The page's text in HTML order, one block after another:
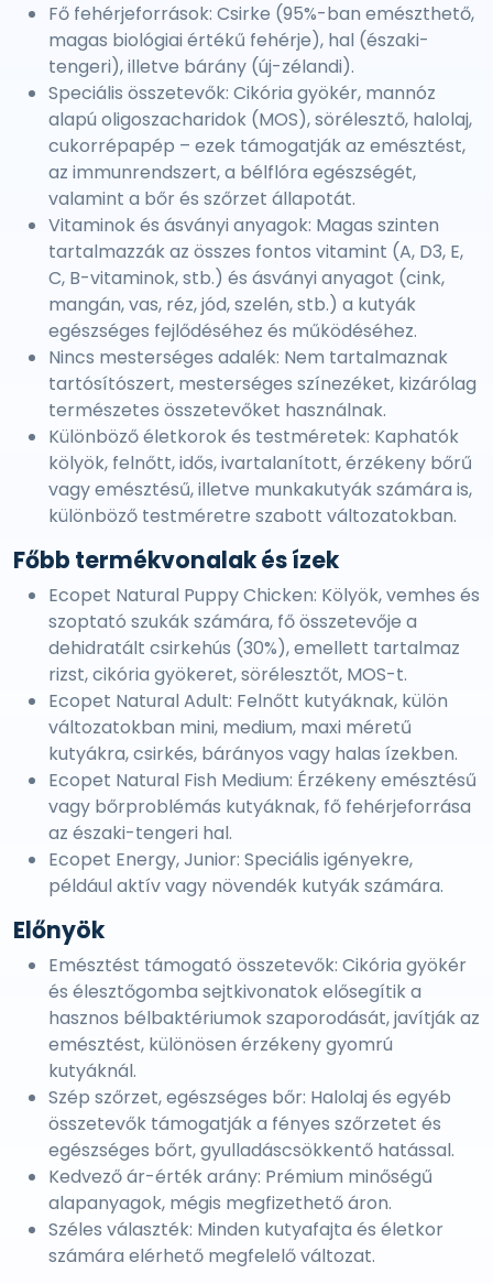
Fő fehérjeforrások: Csirke (95%-ban emészthető,
magas biológiai értékű fehérje), hal (északi-
tengeri), illetve bárány (új-zélandi).
Speciális összetevők: Cikória gyökér, mannóz
alapú oligoszacharidok (MOS), sörélesztő, halolaj,
cukorrépapép – ezek támogatják az emésztést,
az immunrendszert, a bélflóra egészségét,
valamint a bőr és szőrzet állapotát.
Vitaminok és ásványi anyagok: Magas szinten
tartalmazzák az összes fontos vitamint (A, D3, E,
C, B-vitaminok, stb.) és ásványi anyagot (cink,
mangán, vas, réz, jód, szelén, stb.) a kutyák
egészséges fejlődéséhez és működéséhez.
Nincs mesterséges adalék: Nem tartalmaznak
tartósítószert, mesterséges színezéket, kizárólag
természetes összetevőket használnak.
Különböző életkorok és testméretek: Kaphatók
kölyök, felnőtt, idős, ivartalanított, érzékeny bőrű
vagy emésztésű, illetve munkakutyák számára is,
különböző testméretre szabott változatokban.
Főbb termékvonalak és ízek
Ecopet Natural Puppy Chicken: Kölyök, vemhes és
szoptató szukák számára, fő összetevője a
dehidratált csirkehús (30%), emellett tartalmaz
rizst, cikória gyökeret, sörélesztőt, MOS-t.
Ecopet Natural Adult: Felnőtt kutyáknak, külön
változatokban mini, medium, maxi méretű
kutyákra, csirkés, bárányos vagy halas ízekben.
Ecopet Natural Fish Medium: Érzékeny emésztésű
vagy bőrproblémás kutyáknak, fő fehérjeforrása
az északi-tengeri hal.
Ecopet Energy, Junior: Speciális igényekre,
például aktív vagy növendék kutyák számára.
Előnyök
Emésztést támogató összetevők: Cikória gyökér
és élesztőgomba sejtkivonatok elősegítik a
hasznos bélbaktériumok szaporodását, javítják az
emésztést, különösen érzékeny gyomrú
kutyáknál.
Szép szőrzet, egészséges bőr: Halolaj és egyéb
összetevők támogatják a fényes szőrzetet és
egészséges bőrt, gyulladáscsökkentő hatással.
Kedvező ár-érték arány: Prémium minőségű
alapanyagok, mégis megfizethető áron.
Széles választék: Minden kutyafajta és életkor
számára elérhető megfelelő változat.